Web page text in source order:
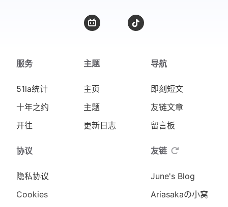
服务
51la统计
十年之约
开往
主题
主页
主题
更新日志
导航
即刻短文
友链文章
留言板
协议
隐私协议
Cookies
友链
June's Blog
Ariasakaの小窝